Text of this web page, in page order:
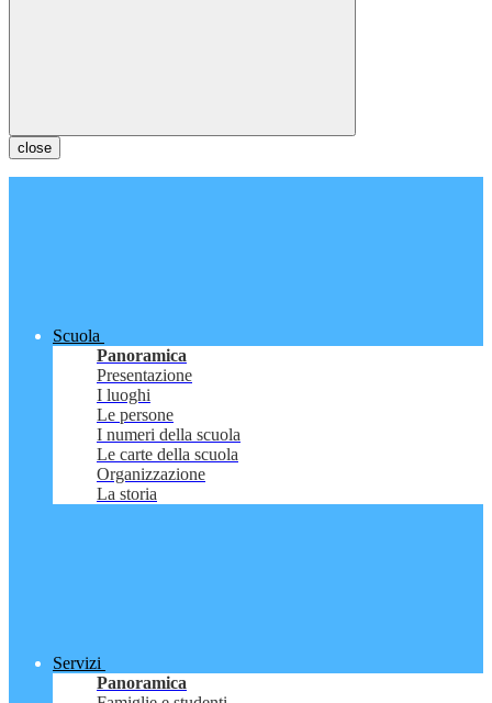
close
Scuola
Panoramica
Presentazione
I luoghi
Le persone
I numeri della scuola
Le carte della scuola
Organizzazione
La storia
Servizi
Panoramica